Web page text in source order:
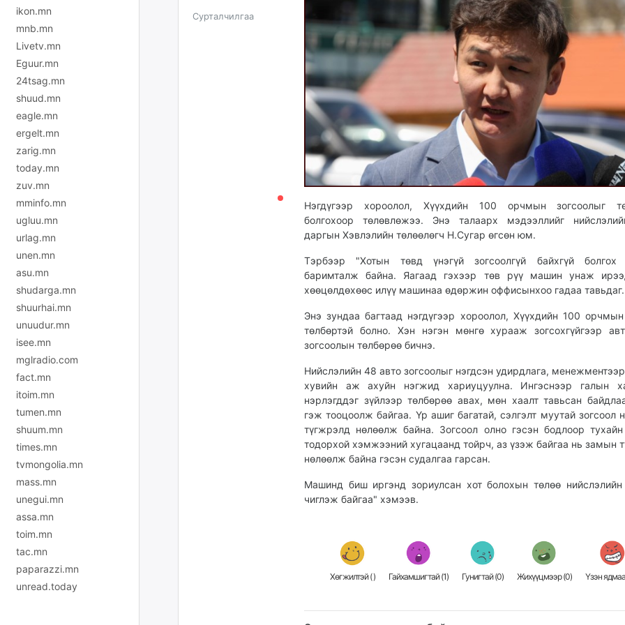
ikon.mn
mnb.mn
Livetv.mn
Eguur.mn
24tsag.mn
shuud.mn
eagle.mn
ergelt.mn
zarig.mn
today.mn
zuv.mn
mminfo.mn
ugluu.mn
urlag.mn
unen.mn
asu.mn
shudarga.mn
shuurhai.mn
unuudur.mn
isee.mn
mglradio.com
fact.mn
itoim.mn
tumen.mn
shuum.mn
times.mn
tvmongolia.mn
mass.mn
unegui.mn
assa.mn
toim.mn
tac.mn
paparazzi.mn
unread.today
Сурталчилгаа
Нэгдүгээр хороолол, Хүүхдийн 100 орчмын зогсоолыг
болгохоор төлөвлөжээ. Энэ талаарх мэдээллийг
даргын Хэвлэлийн төлөөлөгч Н.Сугар өгсөн юм.
Тэрбээр "Хотын төвд үнэгүй зогсоолгүй байхгүй болгох
баримталж байна. Яагаад гэхээр төв рүү машин унаж
хөөцөлдөхөөс илүү машинаа өдөржин оффисынхоо гадаа тавьдаг.
Энэ зундаа багтаад нэгдүгээр хороолол, Хүүхдийн 100 орчмын
төлбөртэй болно. Хэн нэгэн мөнгө хурааж зогсохгүйгээр
зогсоолын төлбөрөө бичнэ.
Нийслэлийн 48 авто зогсоолыг нэгдсэн удирдлага,
хувийн аж ахуйн нэгжид хариуцуулна. Ингэснээр галын
нэрлэгддэг зүйлээр төлбөрөө авах, мөн хаалт тавьсан
гэж тооцоолж байгаа. Үр ашиг багатай, сэлгэлт муутай зогсоол
түгжрэлд нөлөөлж байна. Зогсоол олно гэсэн бодлоор
тодорхой хэмжээний хугацаанд тойрч, аз үзэж байгаа нь замын
нөлөөлж байна гэсэн судалгаа гарсан.
Машинд биш иргэнд зориулсан хот болохын төлөө нийслэлийн
чиглэж байгаа" хэмээв.
Хөгжилтэй () Гайхамшигтай (1) Гунигтай (0) Жихүүцмээр (0) Үзэн